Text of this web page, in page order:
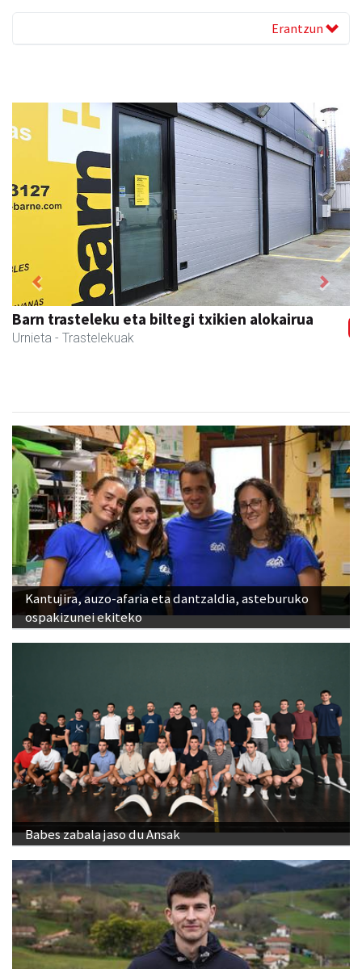
Erantzun
Barn trasteleku eta biltegi txikien alokairua
Urnieta - Trastelekuak
Previous Next
Kantujira, auzo-afaria eta dantzaldia, asteburuko
ospakizunei ekiteko
Babes zabala jaso du Ansak